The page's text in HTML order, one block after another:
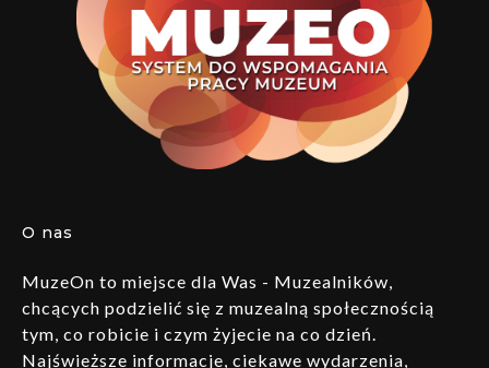
O nas
MuzeOn to miejsce dla Was - Muzealników,
chcących podzielić się z muzealną społecznością
tym, co robicie i czym żyjecie na co dzień.
Najświeższe informacje, ciekawe wydarzenia,